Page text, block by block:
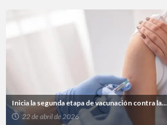
Inicia la segunda etapa de vacunación contra la...
22 de abril de 2026